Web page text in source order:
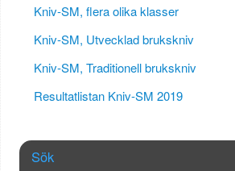
Kniv-SM, flera olika klasser
Kniv-SM, Utvecklad brukskniv
Kniv-SM, Traditionell brukskniv
Resultatlistan Kniv-SM 2019
Sök